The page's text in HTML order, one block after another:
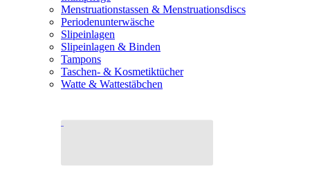
Menstruationstassen & Menstruationsdiscs
Periodenunterwäsche
Slipeinlagen
Slipeinlagen & Binden
Tampons
Taschen- & Kosmetiktücher
Watte & Wattestäbchen